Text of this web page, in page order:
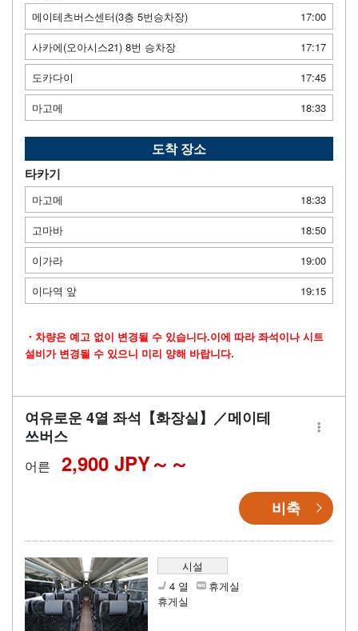
메이테츠버스센터(3층 5번승차장)
17:00
사카에(오아시스21) 8번 승차장
17:17
도카다이
17:45
마고메
18:33
도착 장소
타카기
마고메
18:33
고마바
18:50
이가라
19:00
이다역 앞
19:15
・차량은 예고 없이 변경될 수 있습니다.이에 따라 좌석이나 시트
설비가 변경될 수 있으니 미리 양해 바랍니다.
여유로운 4열 좌석【화장실】／메이테
쓰버스
어른 2,900 JPY～
비축
시설
4 열
휴게실
휴게실